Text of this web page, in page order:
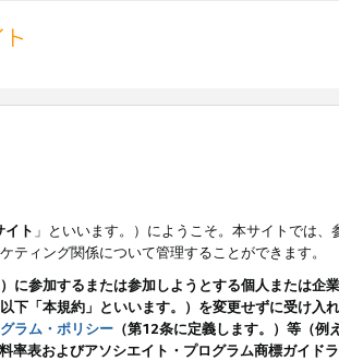
イト 」といいます。）にようこそ。本サイトでは、
ティング関係について管理することができます。
参加するまたは参加しようとする個人または企
「本規約」といいます。）を変更せずに受け入れ
ラム・ポリシー （第12条に定義します。）等（例
率表およびアソシエイト・プログラム商標ガイド